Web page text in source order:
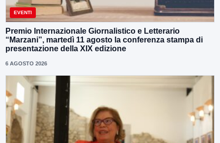
EVENTI
Premio Internazionale Giornalistico e Letterario
“Marzani”, martedì 11 agosto la conferenza stampa di
presentazione della XIX edizione
6 AGOSTO 2026